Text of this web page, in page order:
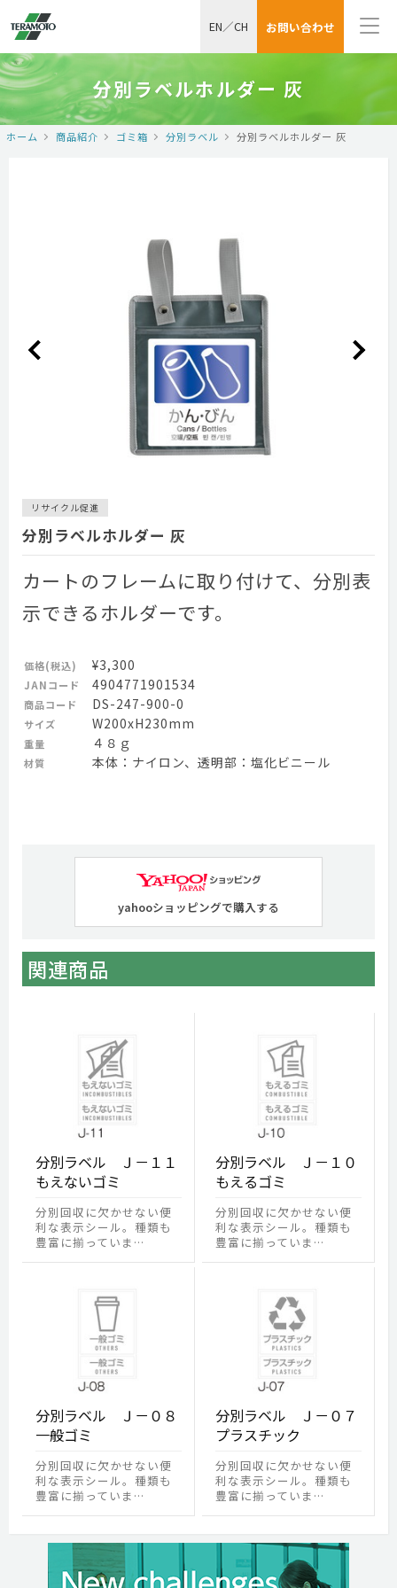
お問い合わせ
EN／CH
分別ラベルホルダー 灰
ホーム 商品紹介 ゴミ箱 分別ラベル 分別ラベルホルダー 灰
リサイクル促進
分別ラベルホルダー 灰
カートのフレームに取り付けて、分別表
示できるホルダーです。
価格(税込) ¥3,300
JANコード 4904771901534
商品コード DS-247-900-0
サイズ W200xH230mm
重量 ４８ｇ
材質 本体：ナイロン、透明部：塩化ビニール
yahooショッピングで購入する
関連商品
分別ラベル Ｊ－１１
もえないゴミ
分別回収に欠かせない便
利な表示シール。種類も
豊富に揃っていま…
分別ラベル Ｊ－１０
もえるゴミ
分別回収に欠かせない便
利な表示シール。種類も
豊富に揃っていま…
分別ラベル Ｊ－０８
一般ゴミ
分別回収に欠かせない便
利な表示シール。種類も
豊富に揃っていま…
分別ラベル Ｊ－０７
プラスチック
分別回収に欠かせない便
利な表示シール。種類も
豊富に揃っていま…